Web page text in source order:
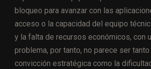
bloqueo para avanzar con las
acceso o la capacidad del equipo
y la falta de recursos económicos, con
problema, por tanto, no parece ser
convicción estratégica como la